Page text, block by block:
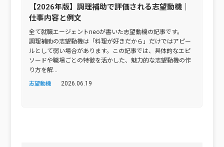
【2026年版】調理補助で評価される志望動機｜
仕事内容と例文
全て就職エージェントneoが書いた志望動機の記事です。
調理補助の志望動機は「料理が好きだから」だけではアピー
ルとして弱い場合があります。この記事では、具体的なエピ
ソードや職場ごとの特徴を活かした、魅力的な志望動機の作
り方を解...
志望動機 2026.06.19